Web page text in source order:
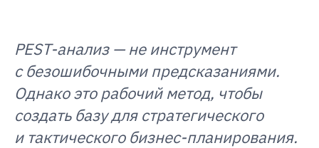
PEST-анализ — не инструмент
с безошибочными предсказаниями.
Однако это рабочий метод, чтобы
создать базу для стратегического
и тактического бизнес-планирования.